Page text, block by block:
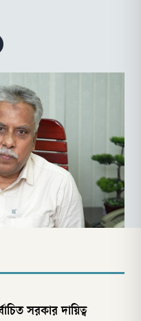
সরকার দায়িত্ব